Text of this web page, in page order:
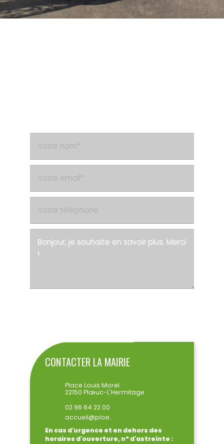
CONTACTER LA MAIRIE
Place Louis Morel
22150 Plœuc-L'Hermitage
02 96 64 22 00
accueil@ploeuclhermitage.bzh
En cas d'urgence et en dehors des
horaires d'ouverture, n° d'astreinte :